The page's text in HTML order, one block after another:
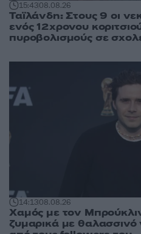
15:4308.08.26
Ταϊλάνδη: Στους 9 οι
ενός 12χρονου
πυροβολισμούς σε
14:1308.08.26
Χαμός με τον
ζυμαρικά με